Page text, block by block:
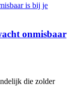
onmisbaar
die zolder